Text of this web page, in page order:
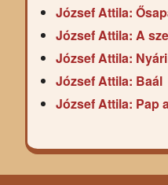
József Attila:
József Attila: A
József Attila:
József Attila: Baál
József Attila: Pap